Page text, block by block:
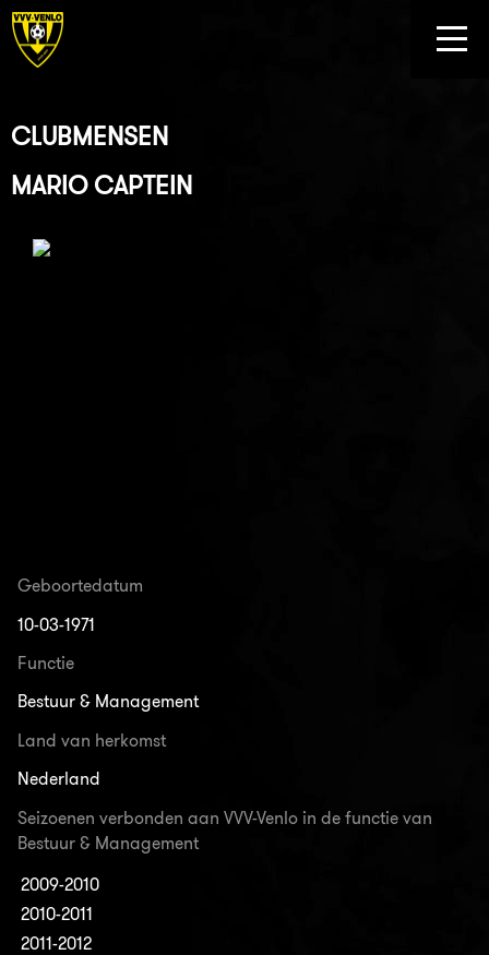
CLUBMENSEN
MARIO CAPTEIN
Geboortedatum
10-03-1971
Functie
Bestuur & Management
Land van herkomst
Nederland
Seizoenen verbonden aan VVV-Venlo in de functie van
Bestuur & Management
2009-2010
2010-2011
2011-2012